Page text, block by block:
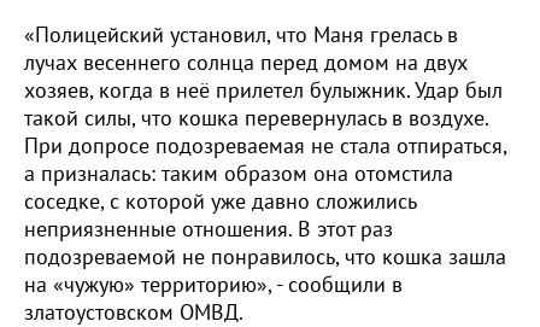
«Полицейский установил, что Маня грелась в
лучах весеннего солнца перед домом на двух
хозяев, когда в неё прилетел булыжник. Удар был
такой силы, что кошка перевернулась в воздухе.
При допросе подозреваемая не стала отпираться,
а призналась: таким образом она отомстила
соседке, с которой уже давно сложились
неприязненные отношения. В этот раз
подозреваемой не понравилось, что кошка зашла
на «чужую» территорию», - сообщили в
златоустовском ОМВД.